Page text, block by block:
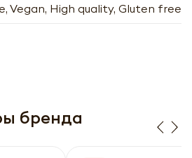
Vegan, High quality, Gluten free
бренда